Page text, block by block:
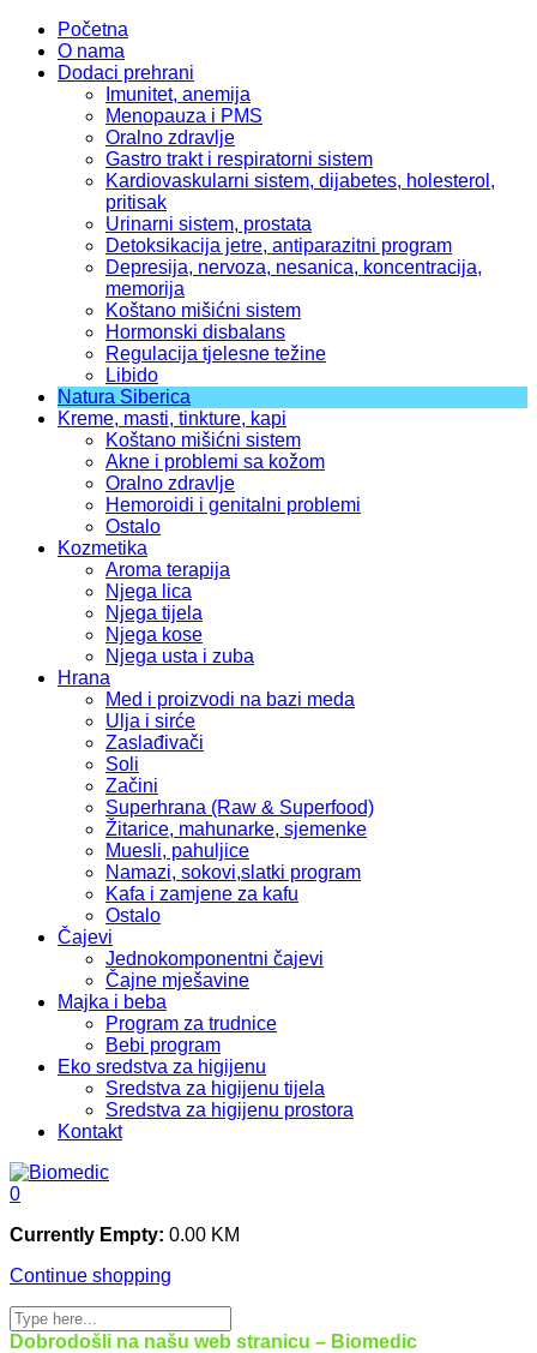
Početna
O nama
Dodaci prehrani
Imunitet, anemija
Menopauza i PMS
Oralno zdravlje
Gastro trakt i respiratorni sistem
Kardiovaskularni sistem, dijabetes, holesterol,
pritisak
Urinarni sistem, prostata
Detoksikacija jetre, antiparazitni program
Depresija, nervoza, nesanica, koncentracija,
memorija
Koštano mišićni sistem
Hormonski disbalans
Regulacija tjelesne težine
Libido
Natura Siberica
Kreme, masti, tinkture, kapi
Koštano mišićni sistem
Akne i problemi sa kožom
Oralno zdravlje
Hemoroidi i genitalni problemi
Ostalo
Kozmetika
Aroma terapija
Njega lica
Njega tijela
Njega kose
Njega usta i zuba
Hrana
Med i proizvodi na bazi meda
Ulja i sirće
Zaslađivači
Soli
Začini
Superhrana (Raw & Superfood)
Žitarice, mahunarke, sjemenke
Muesli, pahuljice
Namazi, sokovi,slatki program
Kafa i zamjene za kafu
Ostalo
Čajevi
Jednokomponentni čajevi
Čajne mješavine
Majka i beba
Program za trudnice
Bebi program
Eko sredstva za higijenu
Sredstva za higijenu tijela
Sredstva za higijenu prostora
Kontakt
0
Currently Empty: 0.00 KM
Continue shopping
Dobrodošli na našu web stranicu – Biomedic